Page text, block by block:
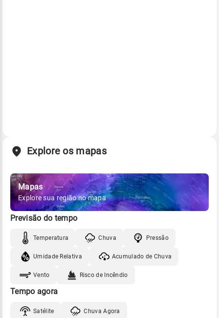
Explore os mapas
Mapas
Explore sua região no mapa
Previsão do tempo
Temperatura Chuva Pressão
Umidade Relativa Acumulado de Chuva
Vento Risco de Incêndio
Tempo agora
Satélite Chuva Agora